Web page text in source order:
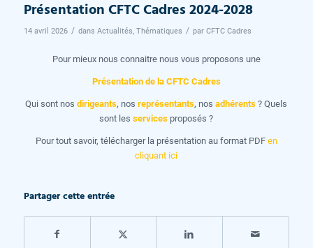
Présentation CFTC Cadres 2024-2028
14 avril 2026 / dans Actualités, Thématiques / par CFTC Cadres
Pour mieux nous connaitre nous vous proposons une
Présentation de la CFTC Cadres
Qui sont nosdirigeants, nosreprésentants, nosadhérents ? Quels
sont lesservices proposés ?
Pour tout savoir, télécharger la présentation au format PDF en
cliquant ici
Partager cette entrée